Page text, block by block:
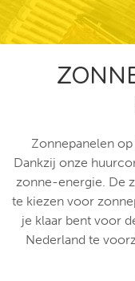
Zonnepanelen
Dankzij onze
zonne-energie. De
te kiezen voor
je klaar bent voor
Nederland te